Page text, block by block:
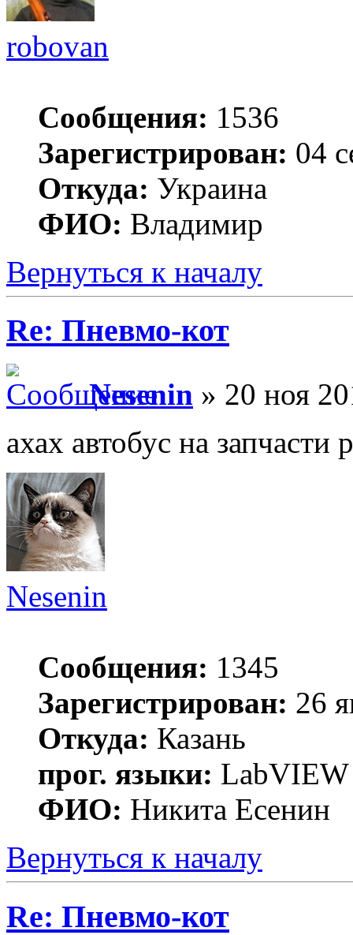
robovan
Сообщения: 1536
Зарегистрирован: 04
Откуда: Украина
ФИО: Владимир
Вернуться к началу
Re: Пневмо-кот
Nesenin » 20 ноя
ахах автобус на запчасти
Nesenin
Сообщения: 1345
Зарегистрирован: 26
Откуда: Казань
прог. языки: LabVIEW
ФИО: Никита Есенин
Вернуться к началу
Re: Пневмо-кот